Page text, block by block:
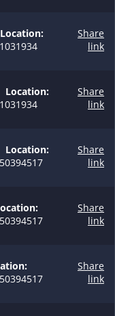
Location:
Share
link
Location:
Share
link
Location:
Share
link
Share
link
Share
link